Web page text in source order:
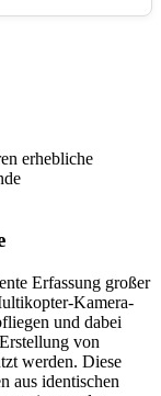
erhebliche
Erfassung großer
Kamera-
und dabei
von
werden. Diese
aus identischen